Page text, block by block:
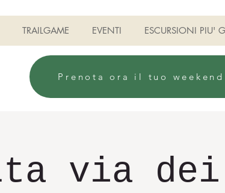
TRAILGAME EVENTI ESCURSIONI PIU'
Prenota ora il tuo weekend
via